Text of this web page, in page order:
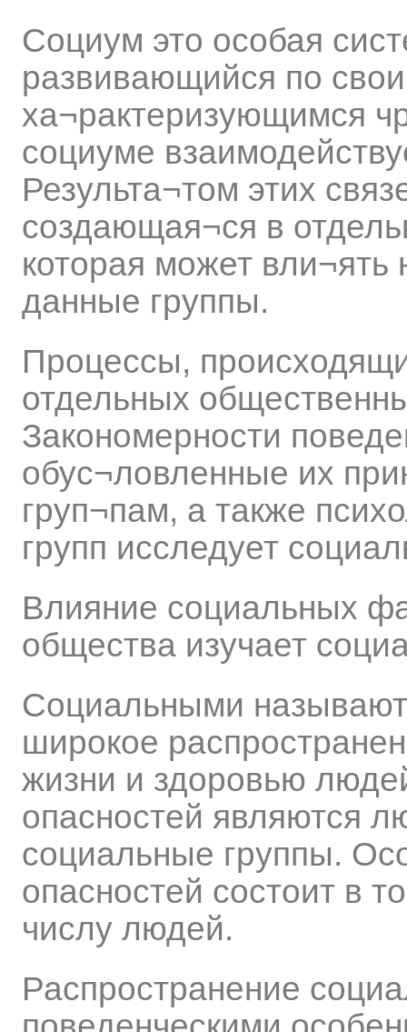
Социум это особая
развивающийся по
ха¬рактеризующимся
социуме
Результа¬том этих
создающая¬ся в
которая может
данные группы.
Процессы,
отдельных
Закономерности
обус¬ловленные их
груп¬пам, а также
групп исследует
Влияние социальных
общества изучает
Социальными
широкое
жизни и здоровью
опасностей являются
социальные группы.
опасностей состоит в
числу людей.
Распространение